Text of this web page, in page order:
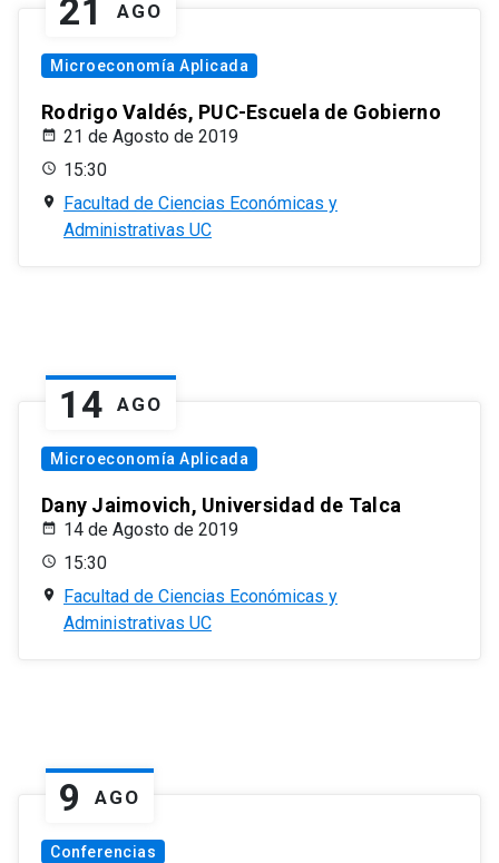
21 AGO
Microeconomía Aplicada
Rodrigo Valdés, PUC-Escuela de Gobierno
21 de Agosto de 2019
15:30
Facultad de Ciencias Económicas y
Administrativas UC
14 AGO
Microeconomía Aplicada
Dany Jaimovich, Universidad de Talca
14 de Agosto de 2019
15:30
Facultad de Ciencias Económicas y
Administrativas UC
9 AGO
Conferencias